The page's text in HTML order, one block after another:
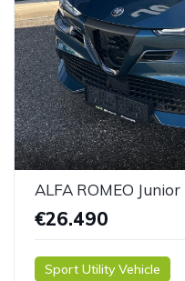
€26.490
Sport Utility Vehicle